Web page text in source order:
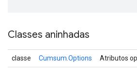
Classes aninhadas
classe Cumsum.Options Atributos